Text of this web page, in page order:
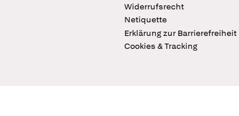
Widerrufsrecht
Netiquette
Erklärung zur Barrierefreiheit
Cookies & Tracking